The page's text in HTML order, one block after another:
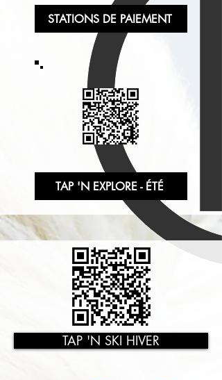
STATIONS DE PAIEMENT
TAP 'N EXPLORE - ÉTÉ
TAP 'N SKI HIVER